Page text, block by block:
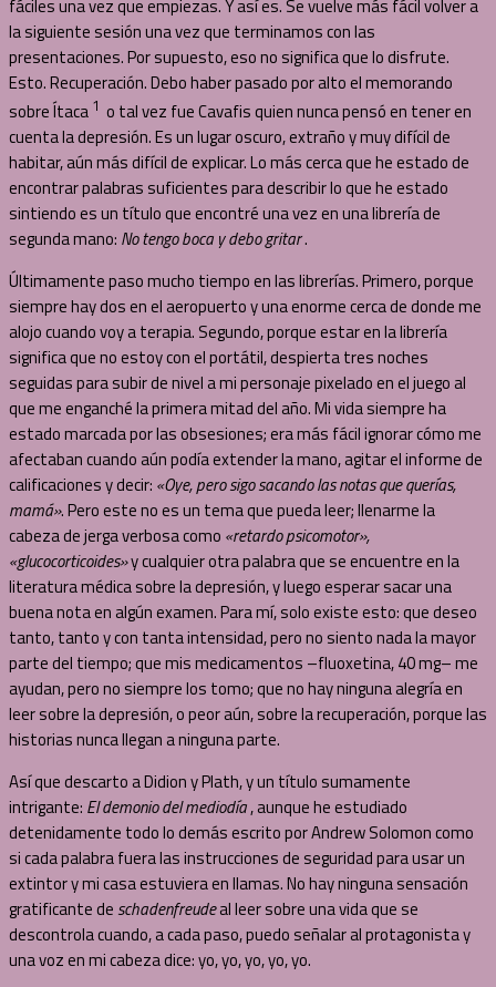
fáciles una vez que empiezas. Y así es. Se vuelve más fácil volver a
la siguiente sesión una vez que terminamos con las
presentaciones. Por supuesto, eso no significa que lo disfrute.
Esto. Recuperación. Debo haber pasado por alto el memorando
sobre Ítaca 1 o tal vez fue Cavafis quien nunca pensó en tener en
cuenta la depresión. Es un lugar oscuro, extraño y muy difícil de
habitar, aún más difícil de explicar. Lo más cerca que he estado de
encontrar palabras suficientes para describir lo que he estado
sintiendo es un título que encontré una vez en una librería de
segunda mano: No tengo boca y debo gritar.
Últimamente paso mucho tiempo en las librerías. Primero, porque
siempre hay dos en el aeropuerto y una enorme cerca de donde me
alojo cuando voy a terapia. Segundo, porque estar en la librería
significa que no estoy con el portátil, despierta tres noches
seguidas para subir de nivel a mi personaje pixelado en el juego al
que me enganché la primera mitad del año. Mi vida siempre ha
estado marcada por las obsesiones; era más fácil ignorar cómo me
afectaban cuando aún podía extender la mano, agitar el informe de
calificaciones y decir: «Oye, pero sigo sacando las notas que querías,
mamá». Pero este no es un tema que pueda leer; llenarme la
cabeza de jerga verbosa como «retardo psicomotor»,
«glucocorticoides»y cualquier otra palabra que se encuentre en la
literatura médica sobre la depresión, y luego esperar sacar una
buena nota en algún examen. Para mí, solo existe esto: que deseo
tanto, tanto y con tanta intensidad, pero no siento nada la mayor
parte del tiempo; que mis medicamentos –fluoxetina, 40 mg– me
ayudan, pero no siempre los tomo; que no hay ninguna alegría en
leer sobre la depresión, o peor aún, sobre la recuperación, porque las
historias nunca llegan a ninguna parte.
Así que descarto a Didion y Plath, y un título sumamente
intrigante: El demonio del mediodía, aunque he estudiado
detenidamente todo lo demás escrito por Andrew Solomon como
si cada palabra fuera las instrucciones de seguridad para usar un
extintor y mi casa estuviera en llamas. No hay ninguna sensación
gratificante de schadenfreudeal leer sobre una vida que se
descontrola cuando, a cada paso, puedo señalar al protagonista y
una voz en mi cabeza dice: yo, yo, yo, yo, yo.